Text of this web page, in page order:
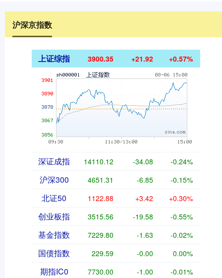
沪深京指数
上证综指 3900.35 +21.92 +0.57%
深证成指 14110.12 -34.08 -0.24%
沪深300 4651.31 -6.85 -0.15%
北证50 1122.88 +3.42 +0.30%
创业板指 3515.56 -19.58 -0.55%
基金指数 7229.80 -1.63 -0.02%
国债指数 229.59 -0.00 0.00%
期指IC0 7730.00 -1.00 -0.01%